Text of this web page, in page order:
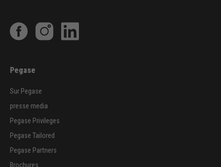
Pegase
Sur Pegase
presse media
Pegase Privileges
Pegase Tailored
Pegase Partners
Brochures